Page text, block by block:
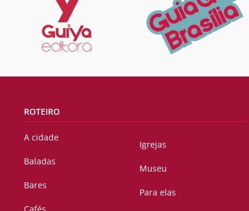
ROTEIRO
A cidade
Baladas
Bares
Igrejas
Museu
Para elas